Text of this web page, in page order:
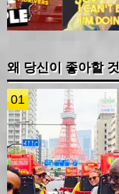
왜 당신이 좋아할
01